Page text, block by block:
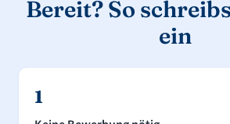
Bereit? So
ein
1